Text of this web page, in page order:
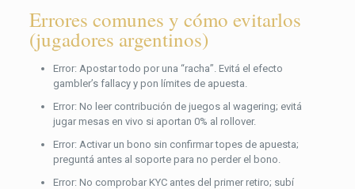
Errores comunes y cómo evitarlos
(jugadores argentinos)
Error: Apostar todo por una “racha”. Evitá el efecto
gambler’s fallacy y pon límites de apuesta.
Error: No leer contribución de juegos al wagering; evitá
jugar mesas en vivo si aportan 0% al rollover.
Error: Activar un bono sin confirmar topes de apuesta;
preguntá antes al soporte para no perder el bono.
Error: No comprobar KYC antes del primer retiro; subí